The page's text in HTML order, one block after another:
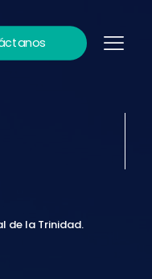
de la Trinidad.